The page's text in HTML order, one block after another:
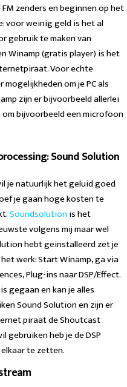
zenders en beginnen op het
voor weinig geld is het al
gebruik te maken van
Winamp (gratis player) is het
Voor echte
om je PC als
zijn er bijvoorbeeld allerlei
bijvoorbeeld een microfoon
Sound Solution
je natuurlijk het geluid goed
je gaan hoge kosten te
Soundsolutionis het
volgens mij maar wel
hebt geinstalleerd zet je
werk: Start Winamp, ga via
Plug-ins naar DSP/Effect.
gegaan en kan je alles
Sound Solution en zijn er
piraat de Shoutcast
gebruiken heb je de DSP
te zetten.